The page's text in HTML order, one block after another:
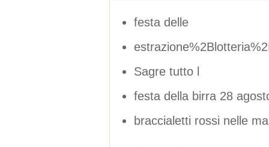
festa delle
Sagre tutto l
festa della birra 28
braccialetti rossi nelle